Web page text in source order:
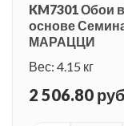
KM7301 Обои
основе
МАРАЦЦИ
Вес: 4.15 кг
2 506.80